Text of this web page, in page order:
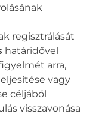
regisztrálását
határidővel
arra,
vagy
céljából
visszavonása